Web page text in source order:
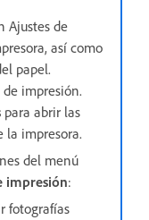
Ajustes de
así como
papel.
impresión.
para abrir las
la impresora.
del menú
impresión:
fotografías